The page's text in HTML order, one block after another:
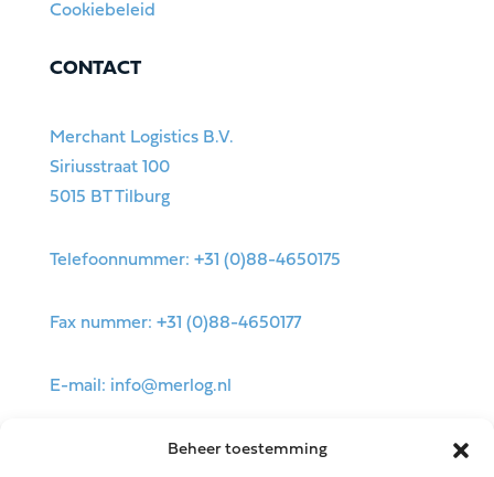
Beheer toestemming
Cookiebeleid
CONTACT
Merchant Logistics B.V.
Siriusstraat 100
5015 BT Tilburg
Telefoonnummer: +31 (0)88-4650175
Fax nummer: +31 (0)88-4650177
E-mail: info@merlog.nl